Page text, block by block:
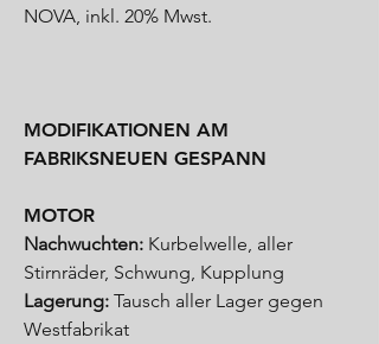
NOVA, inkl. 20% Mwst.
MODIFIKATIONEN AM
FABRIKSNEUEN GESPANN
MOTOR
Nachwuchten: Kurbelwelle, aller
Stirnräder, Schwung, Kupplung
Lagerung: Tausch aller Lager gegen
Westfabrikat